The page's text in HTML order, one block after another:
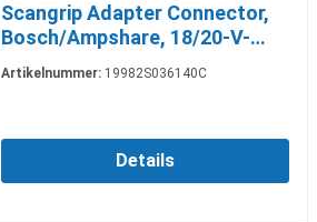
Scangrip Adapter Connector,
Bosch/Ampshare, 18/20-V-
Akkupacks
Artikelnummer: 19982S036140C
Details